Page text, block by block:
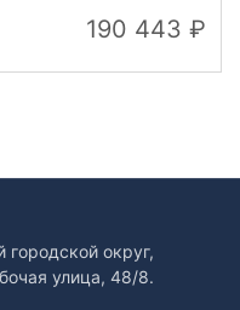
190 443
округ,
улица, 48/8.